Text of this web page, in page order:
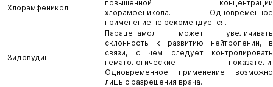
Хлорамфеникол
повышенной концентрации
хлорамфеникола. Одновременное
применение не рекомендуется.
Зидовудин
Парацетамол может увеличивать
склонность к развитию нейтропении, в
связи, с чем следует контролировать
гематологические показатели.
Одновременное применение возможно
лишь с разрешения врача.